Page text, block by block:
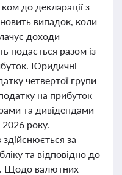
до декларації з
випадок, коли
доходи
подається разом із
Юридичні
четвертої групи
на прибуток
та дивідендами
року.
здійснюється за
та відповідно до
Щодо валютних